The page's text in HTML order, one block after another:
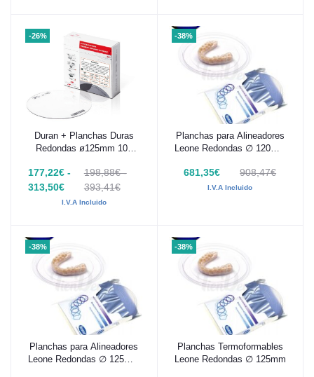
-26%
Añadir al carrito
Duran + Planchas Duras
Redondas ø125mm 100
177,22€ -
313,50€
198,88€ -
393,41€
I.V.A Incluido
-38%
Añadir al carrito
Planchas para Alineadores
Leone Redondas ∅ 120mm
681,35€ 908,47€
I.V.A Incluido
-38%
Añadir al carrito
Planchas para Alineadores
Leone Redondas ∅ 125mm
-38%
Añadir al carrito
Planchas Termoformables
Leone Redondas ∅ 125mm